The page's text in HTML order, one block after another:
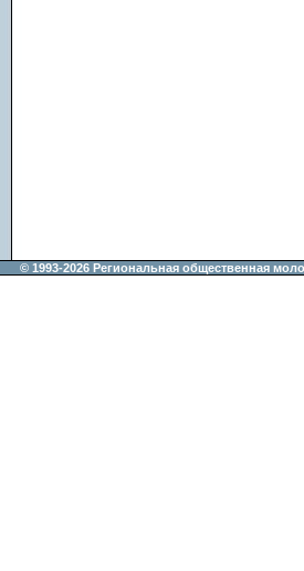
© 1993-2026 Региональная общественная